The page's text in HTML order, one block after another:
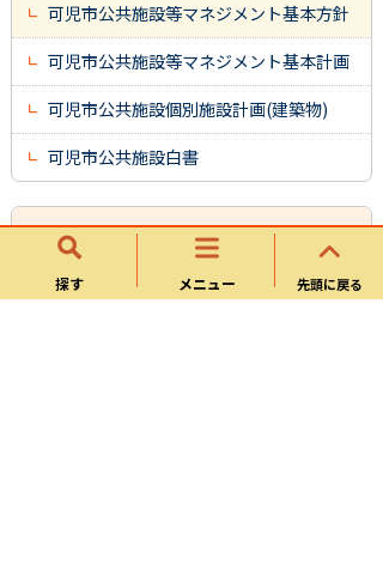
探す メニュー 先頭に戻る
可児市公共施設等マネジメント基本方針
可児市公共施設等マネジメント基本計画
可児市公共施設個別施設計画(建築物)
可児市公共施設白書
行政改革・評価
公共施設等マネジメント